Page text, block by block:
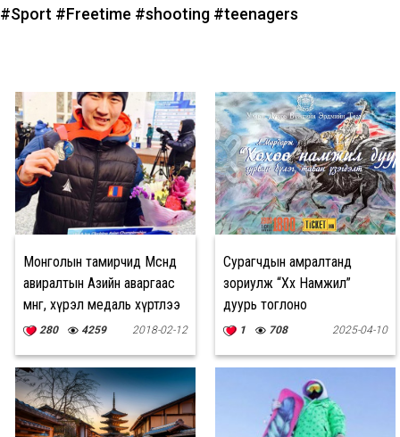
#Sport #Freetime #shooting #teenagers
Монголын тамирчид Мөсөнд
авиралтын Азийн аваргаас
мөнгө, хүрэл медаль хүртлээ
280 4259 2018-02-12
Сурагчдын амралтанд
зориулж “Хөхөө Намжил”
дуурь тоглоно
1 708 2025-04-10